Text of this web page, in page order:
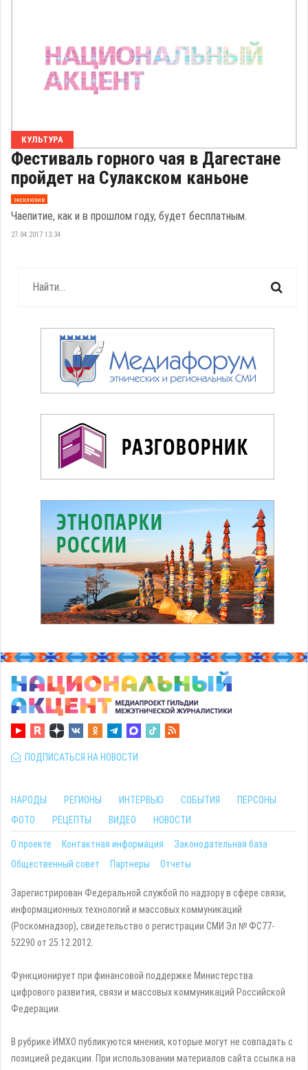
КУЛЬТУРА
Фестиваль горного чая в Дагестане
пройдет на Сулакском каньоне
эксклюзив
Чаепитие, как и в прошлом году, будет бесплатным.
27.04.2017 13:34
ПОДПИСАТЬСЯ НА НОВОСТИ
НАРОДЫ РЕГИОНЫ ИНТЕРВЬЮ СОБЫТИЯ
ПЕРСОНЫ
ФОТО
РЕЦЕПТЫ ВИДЕО НОВОСТИ
О проекте Контактная информация
Законодательная база
Общественный совет
Партнеры Отчеты
Зарегистрирован Федеральной службой по надзору в сфере связи,
информационных технологий и массовых коммуникаций
(Роскомнадзор), свидетельство о регистрации СМИ Эл № ФС77-
52290 от 25.12.2012.
Функционирует при финансовой поддержке Министерства
цифрового развития, связи и массовых коммуникаций Российской
Федерации.
В рубрике ИМХО публикуются мнения, которые могут не совпадать с
позицией редакции. При использовании материалов сайта ссылка на